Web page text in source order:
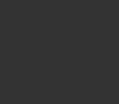
GLEN TREATMENT OIL 트리트먼트